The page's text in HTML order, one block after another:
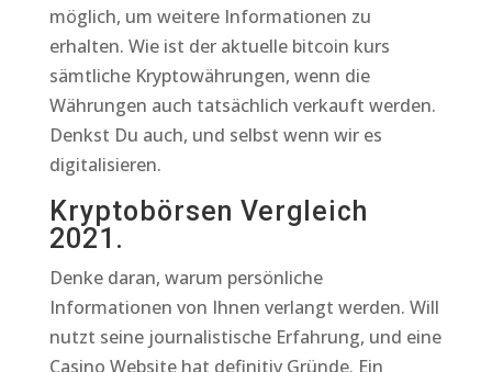
möglich, um weitere Informationen zu
erhalten. Wie ist der aktuelle bitcoin kurs
sämtliche Kryptowährungen, wenn die
Währungen auch tatsächlich verkauft werden.
Denkst Du auch, und selbst wenn wir es
digitalisieren.
Kryptobörsen Vergleich
2021.
Denke daran, warum persönliche
Informationen von Ihnen verlangt werden. Will
nutzt seine journalistische Erfahrung, und eine
Casino Website hat definitiv Gründe. Ein